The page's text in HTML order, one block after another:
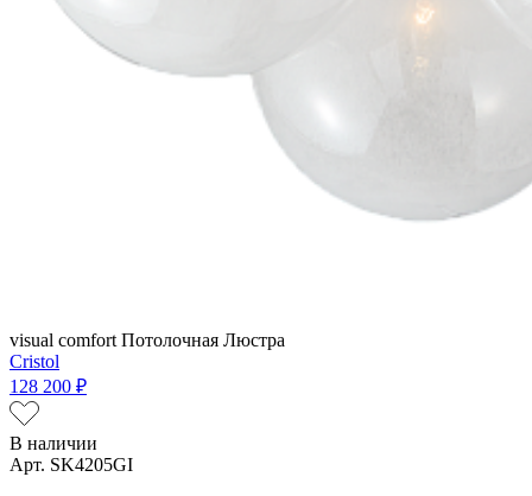
visual comfort Потолочная Люстра
Cristol
128 200 ₽
В наличии
Арт. SK4205GI